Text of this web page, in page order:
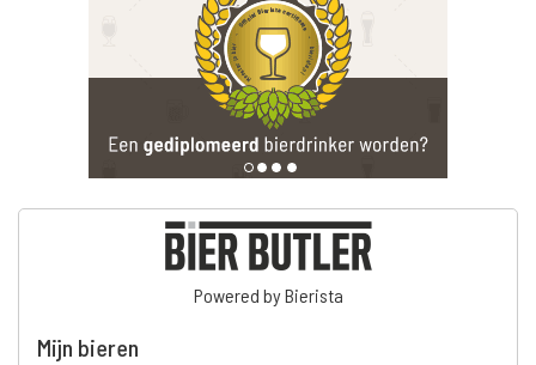
Powered by Bierista
Mijn bieren